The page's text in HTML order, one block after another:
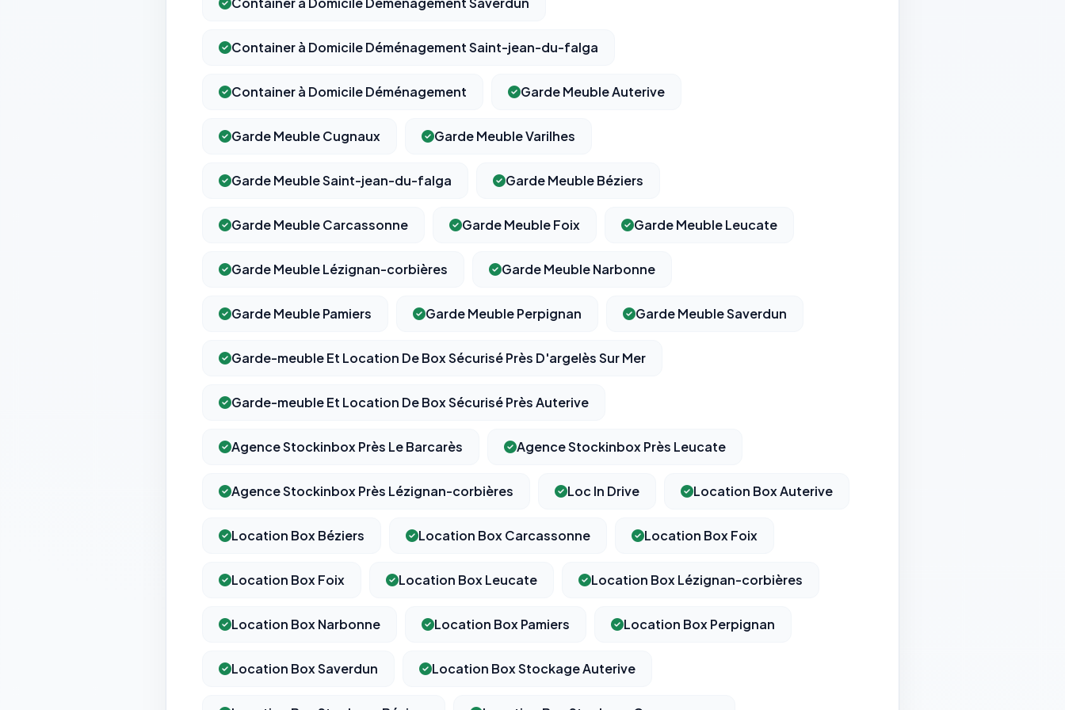
Container à Domicile Déménagement Saint-jean-du-falga
Container à Domicile Déménagement Garde Meuble Auterive
Garde Meuble Cugnaux Garde Meuble Varilhes
Garde Meuble Saint-jean-du-falga Garde Meuble Béziers
Garde Meuble Carcassonne Garde Meuble Foix Garde Meuble Leucate
Garde Meuble Lézignan-corbières Garde Meuble Narbonne
Garde Meuble Pamiers Garde Meuble Perpignan Garde Meuble Saverdun
Garde-meuble Et Location De Box Sécurisé Près D'argelès Sur Mer
Garde-meuble Et Location De Box Sécurisé Près Auterive
Agence Stockinbox Près Le Barcarès Agence Stockinbox Près Leucate
Agence Stockinbox Près Lézignan-corbières Loc In Drive Location Box Auterive
Location Box Béziers Location Box Carcassonne Location Box Foix
Location Box Foix Location Box Leucate Location Box Lézignan-corbières
Location Box Narbonne Location Box Pamiers Location Box Perpignan
Location Box Saverdun Location Box Stockage Auterive